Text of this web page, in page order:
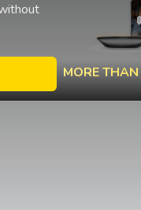
MORE